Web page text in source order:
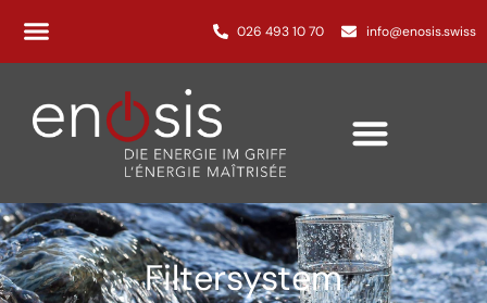
026 493 10 70 info@enosis.swiss
Filtersystem